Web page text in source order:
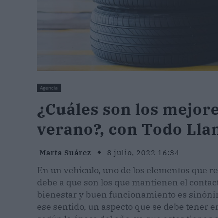
Agencia
¿Cuáles son los
verano?, con Todo
Marta Suárez 8 julio, 2022 16:34
En un vehículo, uno de los elementos que
debe a que son los que mantienen el
bienestar y buen funcionamiento es
ese sentido, un aspecto que se debe tener